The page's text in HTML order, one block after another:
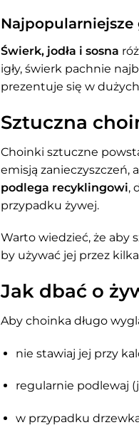
Świerk, jodła i sosna
igły, świerk pachnie
prezentuje się w
Sztuczna
Choinki sztuczne
emisją zanieczyszczeń, a
podlega recyklingowi,
przypadku żywej.
Warto wiedzieć, że aby
by używać jej przez
Jak dbać o
Aby choinka długo
nie stawiaj jej przy
regularnie podlewaj
w przypadku